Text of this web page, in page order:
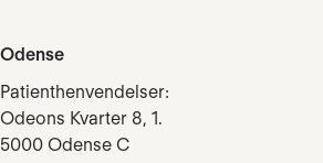
Odense
Patienthenvendelser:
Odeons Kvarter 8, 1.
5000 Odense C